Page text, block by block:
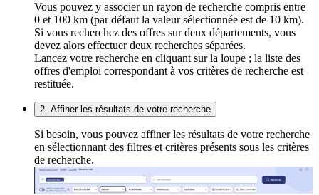
Vous pouvez y associer un rayon de recherche compris entre
0 et 100 km (par défaut la valeur sélectionnée est de 10 km).
Si vous recherchez des offres sur deux départements, vous
devez alors effectuer deux recherches séparées.
Lancez votre recherche en cliquant sur la loupe ; la liste des
offres d'emploi correspondant à vos critères de recherche est
restituée.
2. Affiner les résultats de votre recherche
Si besoin, vous pouvez affiner les résultats de votre recherche
en sélectionnant des filtres et critères présents sous les critères
de recherche.